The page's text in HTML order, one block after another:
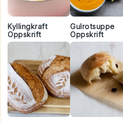
Kyllingkraft
Oppskrift
Gulrotsuppe
Oppskrift